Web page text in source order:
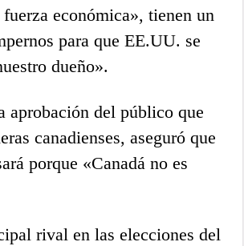
económica», tienen un
para que EE.UU. se
dueño».
aprobación del público que
canadienses, aseguró que
porque «Canadá no es
rival en las elecciones del